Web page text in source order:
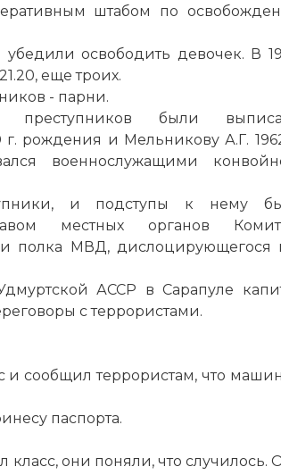
штабом по
освободить девочек. В
еще троих.
- парни.
преступников были
г. рождения и Мельникову А.Г.
военнослужащими
и подступы к нему
местных органов
полка МВД, дислоцирующегося
АССР в Сарапуле
с террористами.
и сообщил террористам, что
паспорта.
класс, они поняли, что случилось.